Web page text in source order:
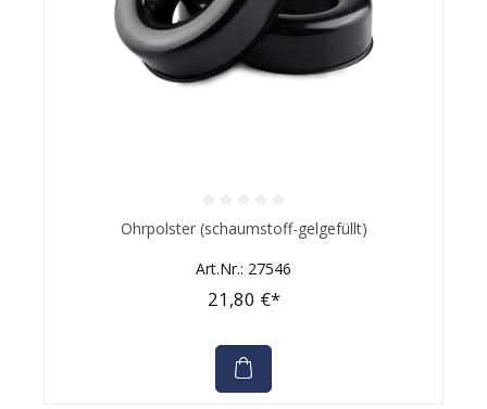
Durchschnittliche Bewertung von 0 von 5 Sternen
Ohrpolster (schaumstoff-gelgefüllt)
Art.Nr.: 27546
21,80 €*